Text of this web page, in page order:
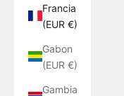
Francia
(EUR €)
Gabon
(EUR €)
Gambia